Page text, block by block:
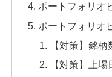
ポートフォリオ
ポートフォリオ
【対策】銘
【対策】上